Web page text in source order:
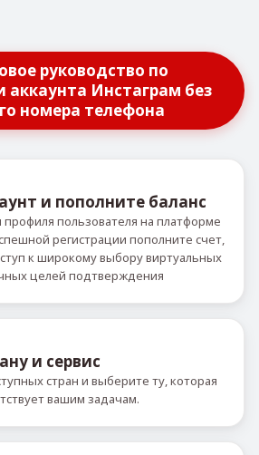
руководство по
аккаунта Инстаграм без
номера телефона
и пополните баланс
профиля пользователя на платформе
регистрации пополните счет,
к широкому выбору виртуальных
целей подтверждения
и сервис
стран и выберите ту, которая
вашим задачам.